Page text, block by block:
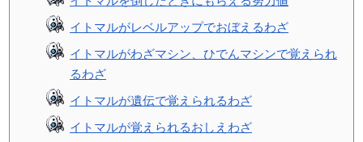
イトマルがレベルアップでおぼえるわざ
イトマルがわざマシン、ひでんマシンで覚えられ
るわざ
イトマルが遺伝で覚えられるわざ
イトマルが覚えられるおしえわざ